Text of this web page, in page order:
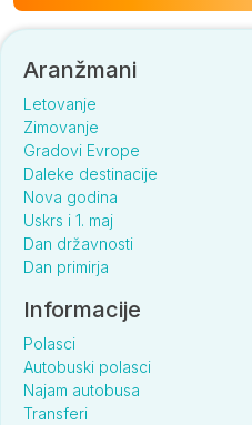
Aranžmani
Letovanje
Zimovanje
Gradovi Evrope
Daleke destinacije
Nova godina
Uskrs i 1. maj
Dan državnosti
Dan primirja
Informacije
Polasci
Autobuski polasci
Najam autobusa
Transferi